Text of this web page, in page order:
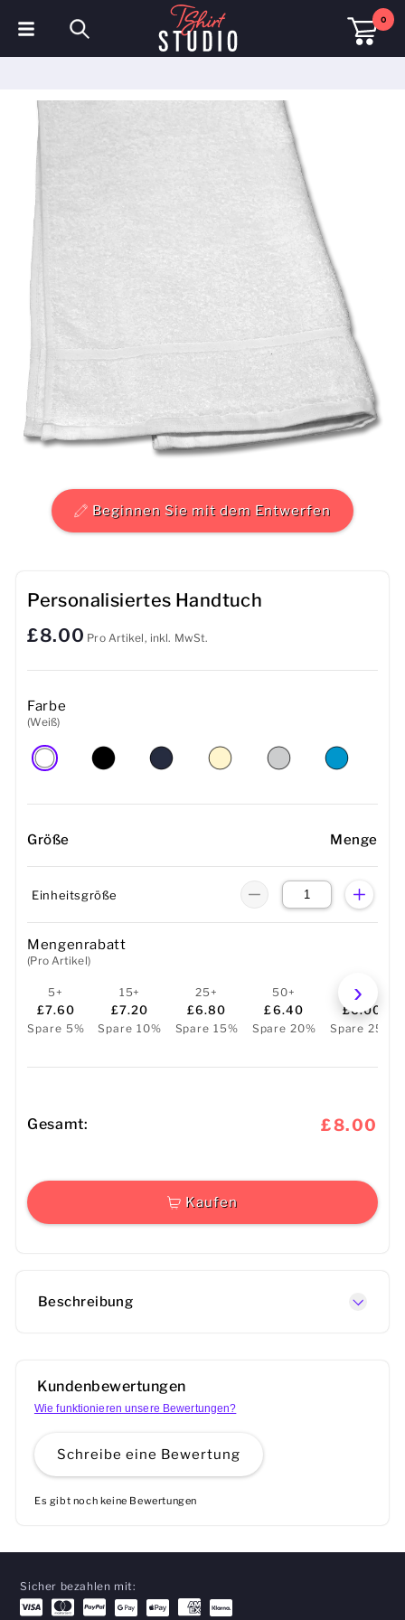
0
Hoodies
Sweatshirts
Arbeitskleidung
Fleece & Jacken
Warnschutzkleidung
Herren
Kinder
Nachhaltig
Taschen
Sport-Accessoires
Beginnen Sie mit dem Entwerfen
Personalisiertes Handtuch
£8.00 Pro Artikel, inkl. MwSt.
Farbe
(Weiß)
Größe Menge
Einheitsgröße
Mengenrabatt
(Pro Artikel)
5+
£7.60
Spare 5%
15+
£7.20
Spare 10%
25+
£6.80
Spare 15%
50+
£6.40
Spare 20%
100+
£6.00
Spare 25%
Gesamt: £8.00
Kaufen
Beschreibung
Kundenbewertungen
Wie funktionieren unsere Bewertungen?
Schreibe eine Bewertung
Es gibt noch keine Bewertungen
Sicher bezahlen mit: